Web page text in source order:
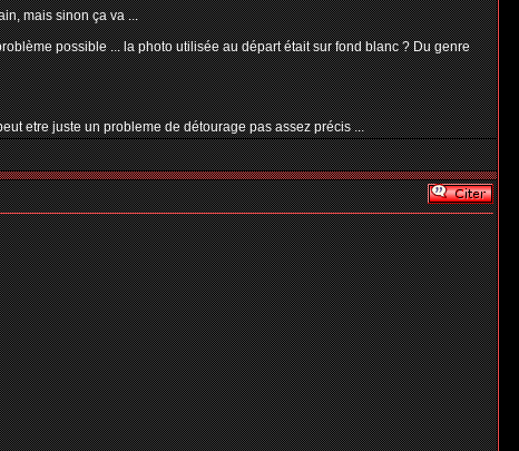
mais sinon ça va ...
possible ... la photo utilisée au départ était sur fond blanc ? Du genre
etre juste un probleme de détourage pas assez précis ...